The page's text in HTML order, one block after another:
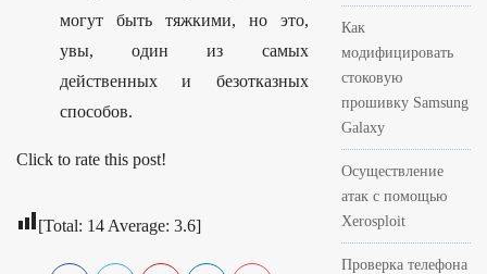
могут быть тяжкими, но это,
увы, один из самых
действенных и безотказных
способов.
Click to rate this post!
[Total: 14 Average: 3.6]
Как
модифицировать
стоковую
прошивку Samsung
Galaxy
Осуществление
атак с помощью
Xerosploit
Проверка телефона